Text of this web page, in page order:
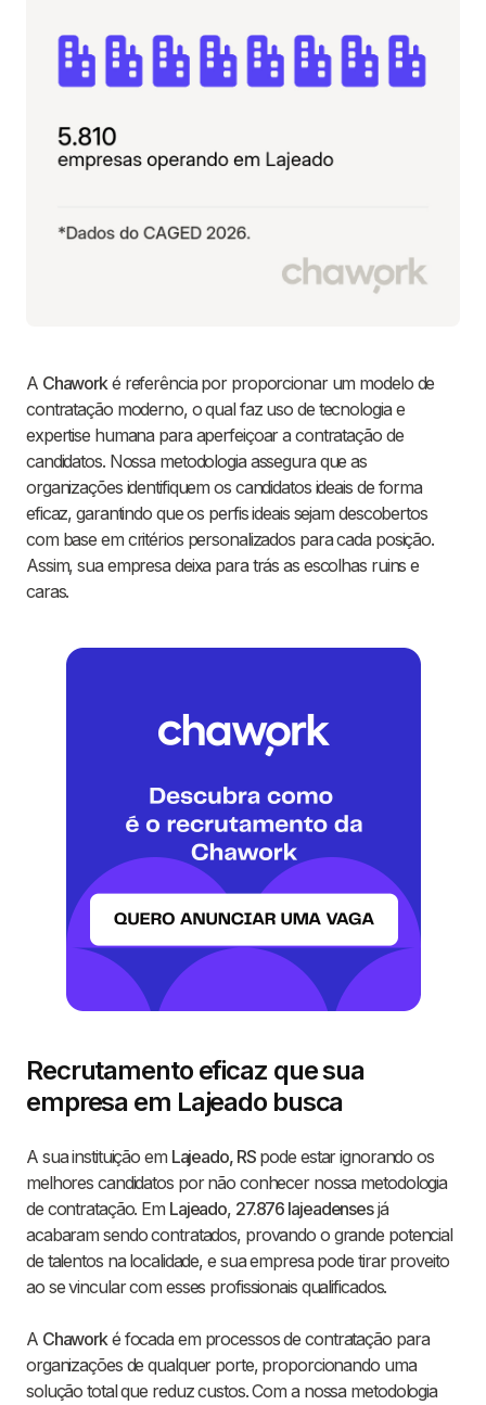
A Chaworké referência por proporcionar um modelo de
contratação moderno, o qual faz uso de tecnologia e
expertise humana para aperfeiçoar a contratação de
candidatos. Nossa metodologia assegura que as
organizações identifiquem os candidatos ideais de forma
eficaz, garantindo que os perfis ideais sejam descobertos
com base em critérios personalizados para cada posição.
Assim, sua empresa deixa para trás as escolhas ruins e
caras.
Recrutamento eficaz que sua
empresa em Lajeado busca
A sua instituição em Lajeado, RSpode estar ignorando os
melhores candidatos por não conhecer nossa metodologia
de contratação. Em Lajeado, 27.876 lajeadensesjá
acabaram sendo contratados, provando o grande potencial
de talentos na localidade, e sua empresa pode tirar proveito
ao se vincular com esses profissionais qualificados.
A Chaworké focada em processos de contratação para
organizações de qualquer porte, proporcionando uma
solução total que reduz custos. Com a nossa metodologia